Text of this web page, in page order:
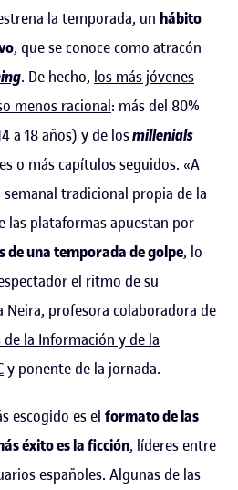
la temporada, un hábito
, que se conoce como atracón
. De hecho, los más jóvenes
menos racional: más del 80%
a 18 años) y de losmillenials
o más capítulos seguidos. «A
tradicional propia de la
las plataformas apuestan por
de una temporada de golpe, lo
el ritmo de su
Neira, profesora colaboradora de
de la Información y de la
y ponente de la jornada.
escogido es el formato de las
éxito es la ficción, líderes entre
españoles. Algunas de las